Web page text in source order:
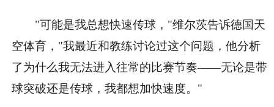
"可能是我总想快速传球，"维尔茨告诉德国天
空体育，"我最近和教练讨论过这个问题，他分析
了为什么我无法进入往常的比赛节奏——无论是带
球突破还是传球，我都想加快速度。"